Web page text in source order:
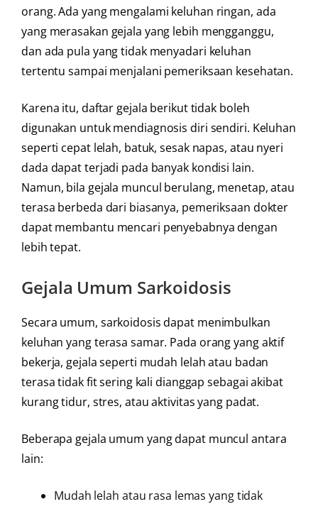
orang. Ada yang mengalami keluhan ringan, ada
yang merasakan gejala yang lebih mengganggu,
dan ada pula yang tidak menyadari keluhan
tertentu sampai menjalani pemeriksaan kesehatan.
Karena itu, daftar gejala berikut tidak boleh
digunakan untuk mendiagnosis diri sendiri. Keluhan
seperti cepat lelah, batuk, sesak napas, atau nyeri
dada dapat terjadi pada banyak kondisi lain.
Namun, bila gejala muncul berulang, menetap, atau
terasa berbeda dari biasanya, pemeriksaan dokter
dapat membantu mencari penyebabnya dengan
lebih tepat.
Gejala Umum Sarkoidosis
Secara umum, sarkoidosis dapat menimbulkan
keluhan yang terasa samar. Pada orang yang aktif
bekerja, gejala seperti mudah lelah atau badan
terasa tidak fit sering kali dianggap sebagai akibat
kurang tidur, stres, atau aktivitas yang padat.
Beberapa gejala umum yang dapat muncul antara
lain:
Mudah lelah atau rasa lemas yang tidak